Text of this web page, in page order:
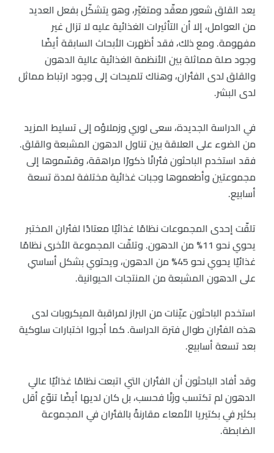
يعد القلق شعور معقّد ومتغيّر، وهو يتشكّل بفعل العديد
من العوامل، إلا أن التأثيرات الغذائية عليه لا تزال غير
مفهومة. ومع ذلك، فقد أظهرت الأبحاث السابقة أيضًا
وجود صلة مماثلة بين الأنظمة الغذائية عالية الدهون
والقلق لدى الفئران، وهناك تلميحات إلى وجود ارتباط مماثل
لدى البشر.
في الدراسة الجديدة، سعى لوري وزملاؤه إلى تسليط المزيد
من الضوء على العلاقة بين تناول الدهون المشبعة والقلق.
فقد استخدم الباحثون فئرانًا ذكورًا مراهقة، وقسّموها إلى
مجموعتين وأطعموها وجبات غذائية مختلفة لمدة تسعة
أسابيع.
تلقّت إحدى المجموعات نظامًا غذائيًا معتادًا لفئران المختبر
يحوي نحو 11% من الدهون. وتلقّت المجموعة الأخرى نظامًا
غذائيًا يحوي نحو 45% من الدهون، ويحتوي بشكل أساسي
على الدهون المشبعة من المنتجات الحيوانية.
استخدم الباحثون عيّنات من البراز لمراقبة الميكروبات لدى
هذه الفئران طوال فترة الدراسة. كما أجروا اختبارات سلوكية
بعد تسعة أسابيع.
وقد أفاد الباحثون أن الفئران التي اتبعت نظامًا غذائيًا عالي
الدهون لم تكتسب وزنًا فحسب، بل كان لديها أيضًا تنوّع أقل
بكثير في بكتيريا الأمعاء مقارنةً بالفئران في المجموعة
الضابطة.